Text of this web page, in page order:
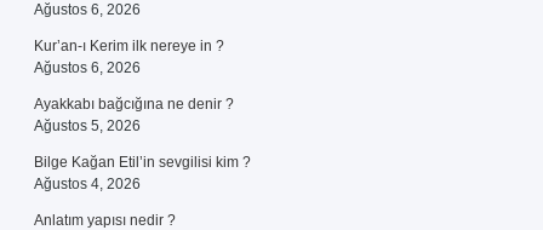
Ağustos 6, 2026
Kur’an-ı Kerim ilk nereye in ?
Ağustos 6, 2026
Ayakkabı bağcığına ne denir ?
Ağustos 5, 2026
Bilge Kağan Etil’in sevgilisi kim ?
Ağustos 4, 2026
Anlatım yapısı nedir ?